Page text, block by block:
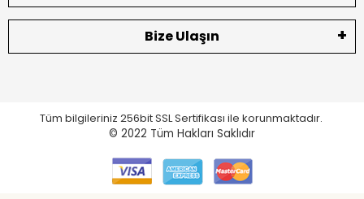
Bize Ulaşın
Tüm bilgileriniz 256bit SSL Sertifikası ile korunmaktadır.
© 2022 Tüm Hakları Saklıdır